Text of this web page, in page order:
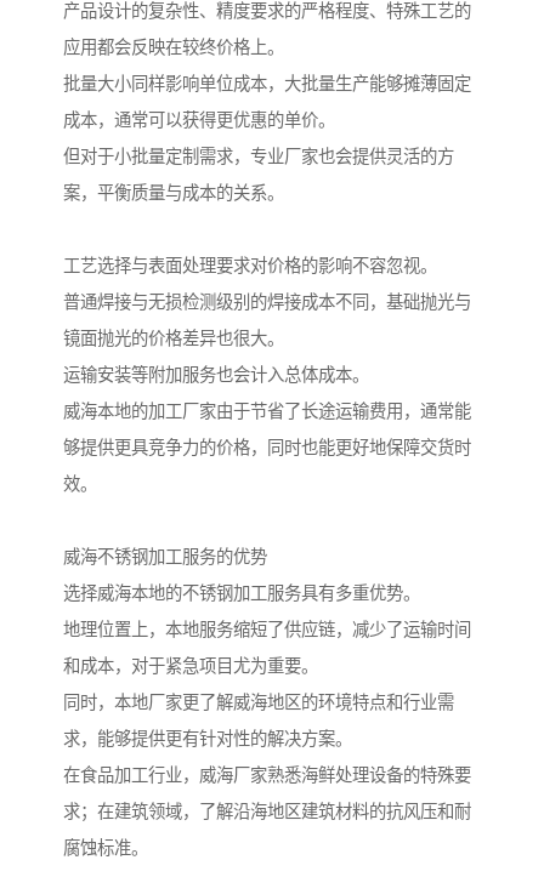
产品设计的复杂性、精度要求的严格程度、特殊工艺的
应用都会反映在较终价格上。
批量大小同样影响单位成本，大批量生产能够摊薄固定
成本，通常可以获得更优惠的单价。
但对于小批量定制需求，专业厂家也会提供灵活的方
案，平衡质量与成本的关系。
工艺选择与表面处理要求对价格的影响不容忽视。
普通焊接与无损检测级别的焊接成本不同，基础抛光与
镜面抛光的价格差异也很大。
运输安装等附加服务也会计入总体成本。
威海本地的加工厂家由于节省了长途运输费用，通常能
够提供更具竞争力的价格，同时也能更好地保障交货时
效。
威海不锈钢加工服务的优势
选择威海本地的不锈钢加工服务具有多重优势。
地理位置上，本地服务缩短了供应链，减少了运输时间
和成本，对于紧急项目尤为重要。
同时，本地厂家更了解威海地区的环境特点和行业需
求，能够提供更有针对性的解决方案。
在食品加工行业，威海厂家熟悉海鲜处理设备的特殊要
求；在建筑领域，了解沿海地区建筑材料的抗风压和耐
腐蚀标准。